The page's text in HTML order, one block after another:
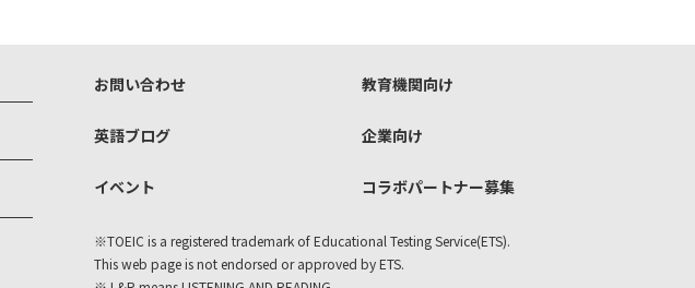
お問い合わせ
英語ブログ
イベント
教育機関向け
企業向け
コラボパートナー募集
※TOEIC is a registered trademark of Educational Testing Service(ETS).
This web page is not endorsed or approved by ETS.